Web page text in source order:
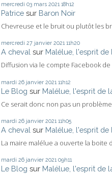
mercredi 03 mars 2021 18h12
Patrice sur Baron Noir
Chevreuse et le bruit ou plutôt les
mercredi 27 janvier 2021 11h20
A cheval sur Malélue, l'esprit de
Diffusion via le compte Facebook de
mardi 26 janvier 2021 11h12
Le Blog sur Malélue, l'esprit de
Ce serait donc non pas un problème
mardi 26 janvier 2021 11h05
A cheval sur Malélue, l'esprit de
La maire malélue a ouverte la boite
mardi 26 janvier 2021 09h11
Le Blog sur Malélue, l'esprit de